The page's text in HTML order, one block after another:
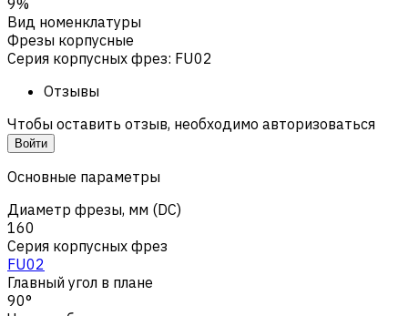
Вид номенклатуры
Фрезы корпусные
Серия корпусных фрез: FU02
Отзывы
Чтобы оставить отзыв, необходимо авторизоваться
Войти
Основные параметры
Диаметр фрезы, мм (DC)
160
Серия корпусных фрез
FU02
Главный угол в плане
90°